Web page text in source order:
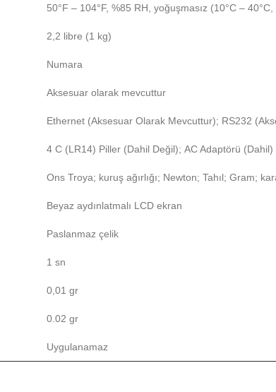
50°F – 104°F, %85 RH, yoğuşmasız (10°C –
2,2 libre (1 kg)
Numara
Aksesuar olarak mevcuttur
Ethernet (Aksesuar Olarak Mevcuttur); RS232
4 C (LR14) Piller (Dahil Değil); AC Adaptörü (Dahil)
Ons Troya; kuruş ağırlığı; Newton; Tahıl; Gram;
Beyaz aydınlatmalı LCD ekran
Paslanmaz çelik
1 sn
0,01 gr
0.02 gr
Uygulanamaz